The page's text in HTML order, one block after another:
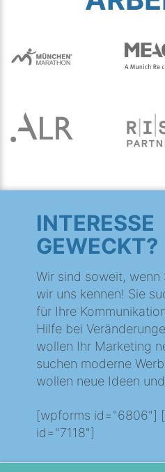
INTERESSE
GEWECKT?
Wir sind soweit, wenn
wir uns kennen! Sie
für Ihre
Hilfe bei
wollen Ihr Marketing
suchen moderne
wollen neue Ideen
[wpforms id="6806"] [wpforms
id="7118"]